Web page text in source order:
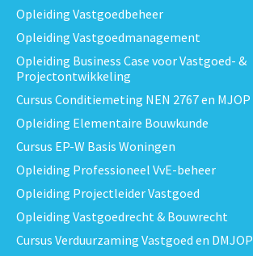
Opleiding Vastgoedbeheer
Opleiding Vastgoedmanagement
Opleiding Business Case voor Vastgoed- &
Projectontwikkeling
Cursus Conditiemeting NEN 2767 en MJOP
Opleiding Elementaire Bouwkunde
Cursus EP-W Basis Woningen
Opleiding Professioneel VvE-beheer
Opleiding Projectleider Vastgoed
Opleiding Vastgoedrecht & Bouwrecht
Cursus Verduurzaming Vastgoed en DMJOP